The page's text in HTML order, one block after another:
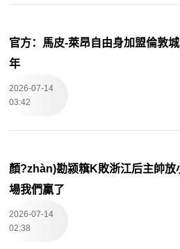
官方：馬皮-萊昂自由身加盟倫敦
年
2026-07-14
03:42
顏?zhàn)勘颍簯K敗浙江后主帥放
場我們贏了
2026-07-14
02:38